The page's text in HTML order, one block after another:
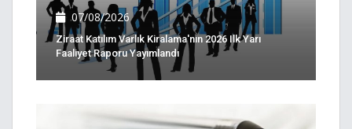
07/08/2026
Ziraat Katılım Varlık Kiralama'nın 2026 Ilk Yarı
Faaliyet Raporu Yayımlandı